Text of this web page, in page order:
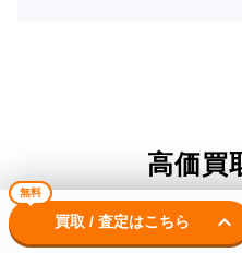
高価買
無料
買取 / 査定はこちら keyboard_arrow_down